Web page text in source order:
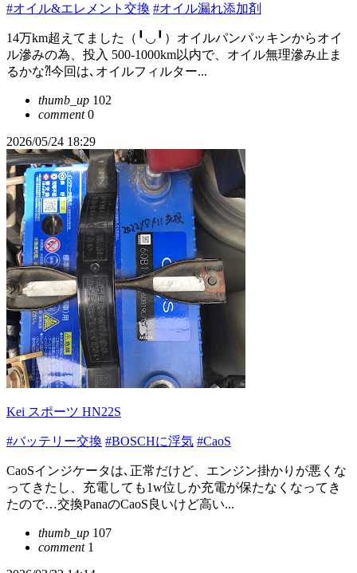
#オイル&エレメント交換 #オイル漏れ添加剤
14万km超えてました（╹◡╹）オイルパンパッキンからオイ
ル滲みの為、投入 500-1000km以内で、オイル無理滲み止ま
るかな⁈今回は､オイルフィルター...
thumb_up 102
comment0
2026/05/24 18:29
Kei スポーツ HN22S
#バッテリー交換 #BOSCHに浮気 #CaoS
CaoSインジケータは､正常だけど、エンジン掛かりが悪くな
ってきたし、充電しても1w位しか充電が保たなくなってき
たので…交換PanaのCaoS良いけど高い...
thumb_up 107
comment1